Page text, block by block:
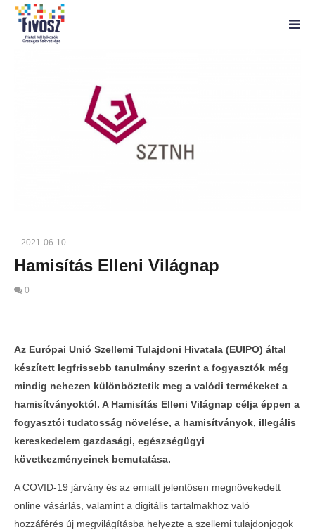
2021-06-10
Hamisítás Elleni Világnap
0
MOST NÉZED
Hamisítás Elleni Világnap
Az Európai Unió Szellemi Tulajdoni Hivatala (EUIPO) által
készített legfrissebb tanulmány szerint a fogyasztók még
mindig nehezen különböztetik meg a valódi termékeket a
hamisítványoktól. A Hamisítás Elleni Világnap célja éppen a
fogyasztói tudatosság növelése, a hamisítványok, illegális
kereskedelem gazdasági, egészségügyi
következményeinek bemutatása.
A COVID-19 járvány és az emiatt jelentősen megnövekedett
online vásárlás, valamint a digitális tartalmakhoz való
hozzáférés új megvilágításba helyezte a szellemi tulajdonjogok